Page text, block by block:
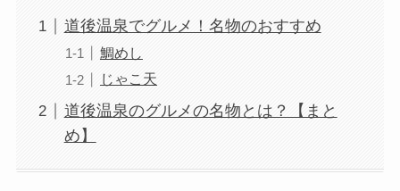
道後温泉でグルメ！名物のおすすめ
鯛めし
じゃこ天
道後温泉のグルメの名物とは？【まと
め】